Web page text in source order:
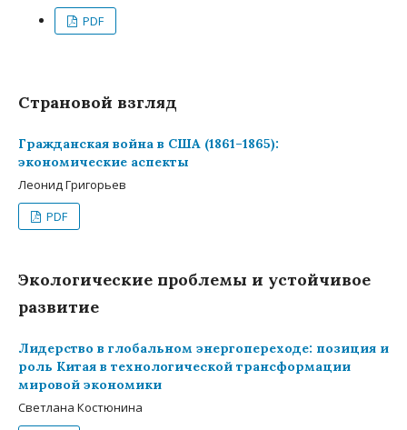
PDF
Страновой взгляд
Гражданская война в США (1861–1865):
экономические аспекты
Леонид Григорьев
PDF
Экологические проблемы и устойчивое
развитие
Лидерство в глобальном энергопереходе: позиция и
роль Китая в технологической трансформации
мировой экономики
Светлана Костюнина